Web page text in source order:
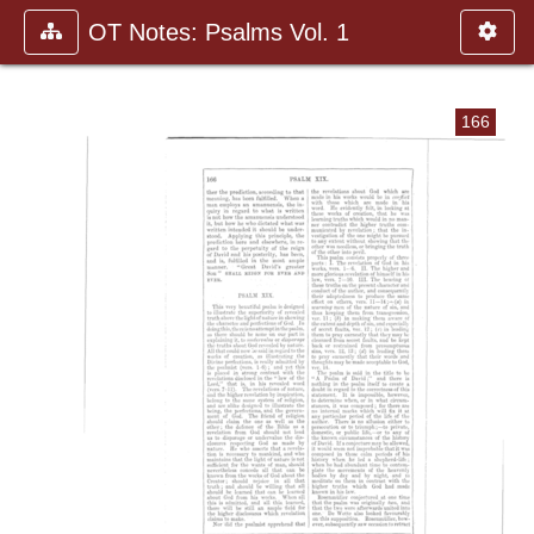
OT Notes: Psalms Vol. 1
166